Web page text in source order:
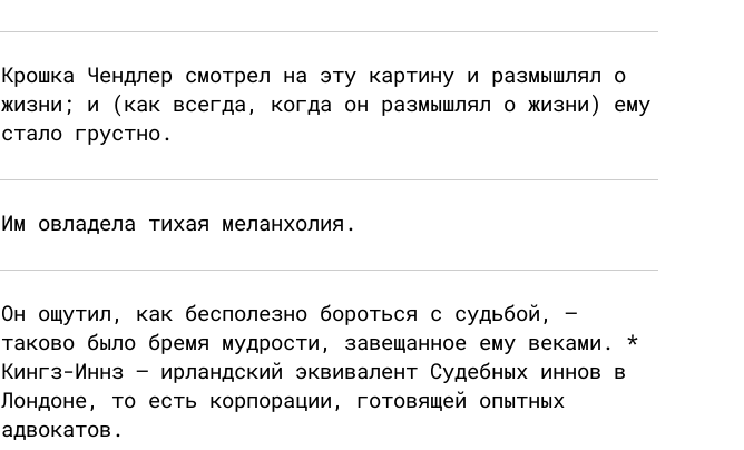
Крошка Чендлер смотрел на эту картину и размышлял о
жизни; и (как всегда, когда он размышлял о жизни) ему
стало грустно.
Им овладела тихая меланхолия.
Он ощутил, как бесполезно бороться с судьбой, —
таково было бремя мудрости, завещанное ему веками. *
Кингз-Иннз — ирландский эквивалент Судебных иннов в
Лондоне, то есть корпорации, готовящей опытных
адвокатов.